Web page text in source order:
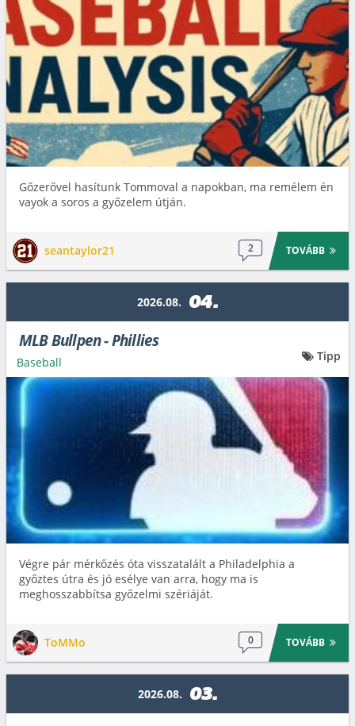
Gőzerővel hasítunk Tommoval a napokban, ma remélem én
vayok a soros a győzelem útján.
seantaylor21 2 TOVÁBB
2026.08. 04.
MLB Bullpen - Phillies
Végre pár mérkőzés óta visszatalált a Philadelphia a
győztes útra és jó esélye van arra, hogy ma is
meghosszabbítsa győzelmi szériáját.
ToMMo 0 TOVÁBB
Baseball Tipp
2026.08. 03.